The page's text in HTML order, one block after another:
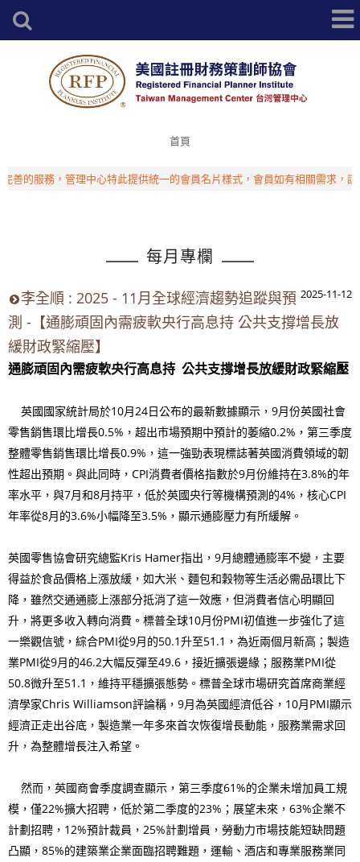
首頁
服務，管理中心特此提供統一的會員名片樣式，會員如有相關需求，請洽台
每月專欄
2025-11-12
李全順 : 2025 - 11月全球經濟趨勢追蹤與預
測 -【通膨頑固內需疲軟央行高息持 公共支撐增長放
緩財政緊縮壓】
通膨頑固內需疲軟央行高息持 公共支撐增長放緩財政緊縮壓
英國國家統計局於10月24日公布的最新數據顯示，9月份英國社會
零售銷售環比增長0.5%，超出市場預期中預計的萎縮0.2%，第三季度
整體零售銷售環比增長0.9%，這一強勁表現標誌著英國消費領域的韌
性超出預期。與此同時，CPI消費者價格指數於9月份維持在3.8%的年
率水平，與7月和8月持平，低於英國央行等機構預測的4%，核心CPI
年率從8月的3.6%小幅降至3.5%，顯示通膨壓力有所緩解。
英國零售協會研究總監Kris Hamer指出，9月總體通膨率不變，主要
得益於食品價格上漲放緩，如大米、麵包和穀物等生活必需品環比下
降，雖然交通通膨上漲部分抵消了這一效應，但消費者信心明顯回
升，將更多收入轉向消費。標普全球10月份PMI初值進一步強化了這
一樂觀信號，綜合PMI從9月的50.1升至51.1，為近兩個月新高；製造
業PMI從9月的46.2大幅反彈至49.6，接近擴張邊緣；服務業PMI從
50.8微升至51.1，維持平穩擴張態勢。標普全球市場研究首席商業經
濟學家Chris Williamson評論稱，9月為英國經濟低谷，10月PMI顯示
經濟正走出谷底，製造業一年多來首次恢復增長動能，服務業需求回
升，為整體增長注入希望。
然而，英國商會季度調查顯示，第三季度61%的企業未增加員工規
模，僅22%擴大招聘，低於第二季度的23%；展望未來，63%企業不
計劃招聘，12%預計裁員，25%計劃增員，勞動力市場技能短缺問題
凸顯，85%的建築業企業面臨招聘難題，運輸、酒店和專業服務業同